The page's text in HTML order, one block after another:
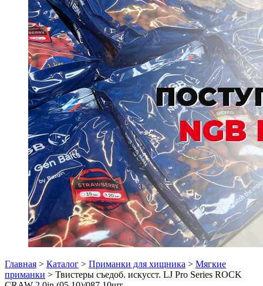
Главная > Каталог > Приманки для хищника > Мягкие
приманки > Твистеры съедоб. искусст. LJ Pro Series ROCK